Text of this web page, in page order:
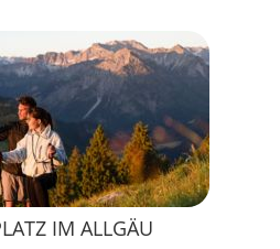
IM ALLGÄU